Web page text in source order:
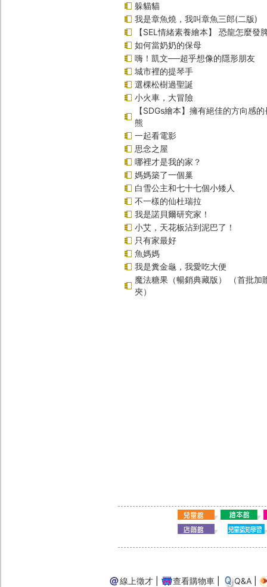
躲貓貓
我是章魚燒，我叫章魚三郎(二版)
【SEL情緒素養繪本】 恐龍怎麼發
如何當奶奶的保母
嗨！凱文──超乎想像的隱形朋友
城市裡的提琴手
選棵松樹過聖誕
小火車，大冒險
【SDGs繪本】擁有絕佳的方向感
熊
一起看電影
思念之屋
哪裡才是我的家？
媽媽築了一個巢
白雪公主和七十七個小矮人
不一樣的仙杜瑞拉
我是諾貝爾研究家！
小艾，天花板沾到泥巴了！
只有家最好
魚媽媽
我是糞金龜，我愛吃大便
魔法糖果（暢銷典藏版） （首批加
夾）
線上徵才 查看購物車 Q&A